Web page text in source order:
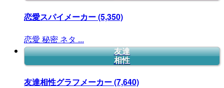
恋愛スパイメーカー(5,350)
恋愛 秘密 ネタ ...
友達
相性
友達相性グラフメーカー(7,640)